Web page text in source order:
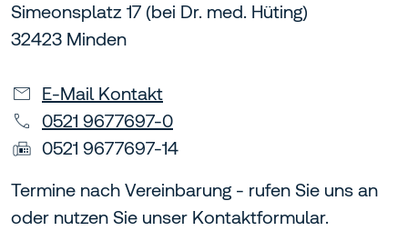
Simeonsplatz 17 (bei Dr. med. Hüting)
32423 Minden
E-Mail Kontakt
0521 9677697-0
0521 9677697-14
Termine nach Vereinbarung - rufen Sie uns an
oder nutzen Sie unser Kontaktformular.